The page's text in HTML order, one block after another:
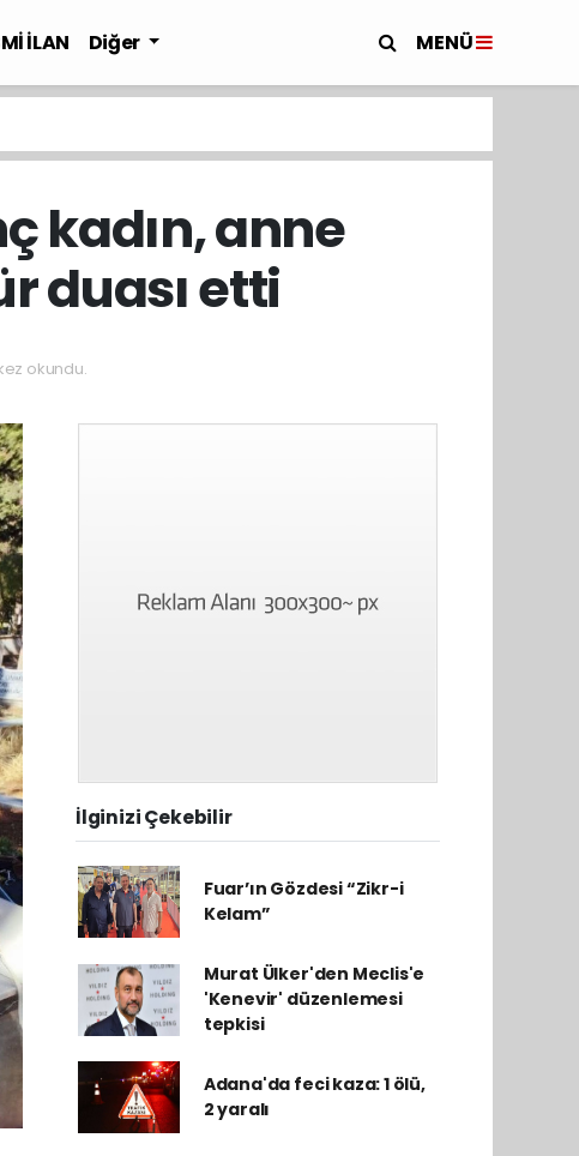
İLAN Diğer MENÜ
kadın, anne
duası etti
okundu.
İlginizi Çekebilir
Fuar’ın Gözdesi “Zikr-i
Kelam”
Murat Ülker'den Meclis'e
'Kenevir' düzenlemesi
tepkisi
Adana'da feci kaza: 1 ölü,
2 yaralı